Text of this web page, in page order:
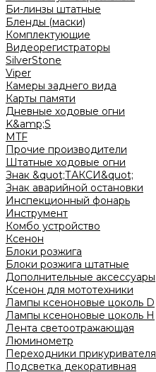
Би-линзы штатные
Бленды (маски)
Комплектующие
Видеорегистраторы
SilverStone
Viper
Камеры заднего вида
Карты памяти
Дневные ходовые огни
K&amp;S
MTF
Прочие производители
Штатные ходовые огни
Знак &quot;ТАКСИ&quot;
Знак аварийной остановки
Инспекционный фонарь
Инструмент
Комбо устройство
Ксенон
Блоки розжига
Блоки розжига штатные
Дополнительные аксессуары
Ксенон для мототехники
Лампы ксеноновые цоколь D
Лампы ксеноновые цоколь H
Лента светоотражающая
Люминометр
Переходники прикуривателя
Подсветка декоративная